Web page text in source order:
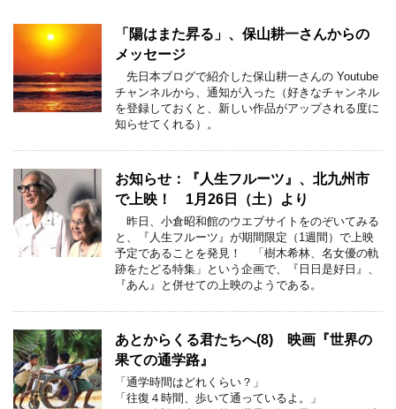
「陽はまた昇る」、保山耕一さんからの
メッセージ
先日本ブログで紹介した保山耕一さんの Youtube
チャンネルから、通知が入った（好きなチャンネル
を登録しておくと、新しい作品がアップされる度に
知らせてくれる）。
お知らせ：『人生フルーツ』、北九州市
で上映！ 1月26日（土）より
昨日、小倉昭和館のウエブサイトをのぞいてみる
と、『人生フルーツ』が期間限定（1週間）で上映
予定であることを発見！ 「樹木希林、名女優の軌
跡をたどる特集」という企画で、『日日是好日』、
『あん』と併せての上映のようである。
あとからくる君たちへ(8) 映画『世界の
果ての通学路』
「通学時間はどれくらい？」
「往復４時間、歩いて通っているよ。」